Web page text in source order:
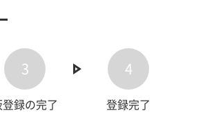
3
登録の完了
4
登録完了